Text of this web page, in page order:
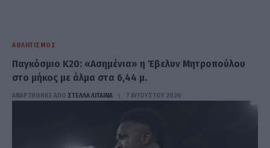
ΑΘΛΗΤΙΣΜΌΣ
Παγκόσμιο Κ20: «Ασημένια» η Έβελυν Μητροπούλου
στο μήκος με άλμα στα 6,44 μ.
ΑΝΑΡΤΗΘΗΚΕ ΑΠΟ ΣΤΈΛΛΑ ΛΊΤΑΙΝΑ 7 ΑΥΓΟΎΣΤΟΥ 2026